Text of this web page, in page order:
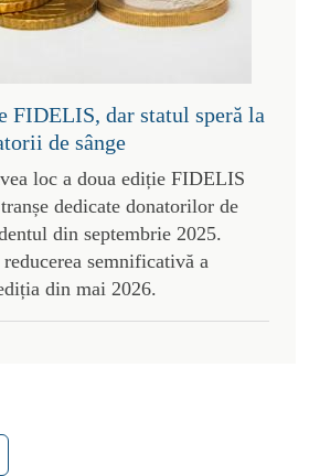
FIDELIS, dar statul speră la
de sânge
loc a doua ediție FIDELIS
dedicate donatorilor de
din septembrie 2025.
semnificativă a
din mai 2026.